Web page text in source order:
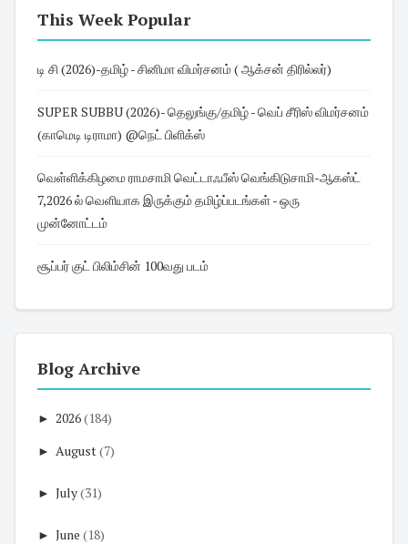
This Week Popular
டி சி (2026)-தமிழ் - சினிமா விமர்சனம் ( ஆக்சன் திரில்லர்)
SUPER SUBBU (2026)- தெலுங்கு/தமிழ் - வெப் சீரிஸ் விமர்சனம்
(காமெடி டிராமா) @நெட் பிளிக்ஸ்
வெள்ளிக்கிழமை ராமசாமி வெட்டாஃபீஸ் வெங்கிடுசாமி-ஆகஸ்ட்
7,2026 ல் வெளியாக இருக்கும் தமிழ்ப்படங்கள் - ஒரு
முன்னோட்டம்
சூப்பர் குட் பிலிம்சின் 100வது படம்
Blog Archive
► 2026(184)
► August(7)
► July(31)
► June (18)